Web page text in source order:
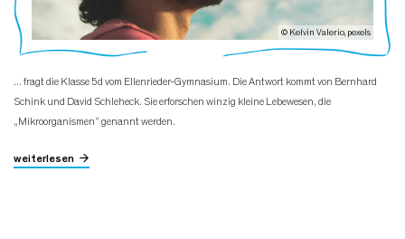
© Kelvin Valerio, pexels
... fragt die Klasse 5d vom Ellenrieder-Gymnasium. Die Antwort kommt von Bernhard
Schink und David Schleheck. Sie erforschen winzig kleine Lebewesen, die
„Mikroorganismen“ genannt werden.
weiterlesen